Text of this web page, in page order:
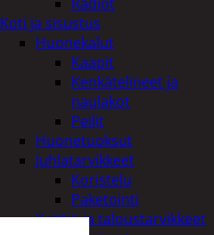
Koti ja sisustus
Huonekalut
Kaapit
Kenkätelineet ja
naulakot
Peilit
Huonetuoksut
Juhlatarvikkeet
Koristelu
Paketointi
Keittiö ja taloustarvikkeet